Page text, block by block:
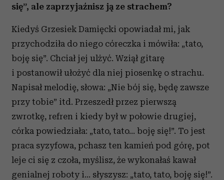
się”, ale zaprzyjaźnisz ją ze strachem?
Kiedyś Grzesiek Damięcki opowiadał mi, jak
przychodziła do niego córeczka i mówiła: „tato,
boję się”. Chciał jej ulżyć. Wziął gitarę
i postanowił ułożyć dla niej piosenkę o strachu.
Napisał melodię, słowa: „Nie bój się, będę zawsze
przy tobie” itd. Przeszedł przez pierwszą
zwrotkę, refren i kiedy był w połowie drugiej,
córka powiedziała: „tato, tato... boję się!”. To jest
praca syzyfowa, pchasz ten kamień pod górę, pot
leje ci się z czoła, myślisz, że wykonałaś kawał
genialnej roboty i... słyszysz: „tato, tato, boję się!”.